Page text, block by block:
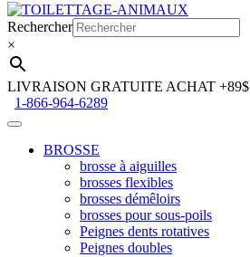
Aller
à
la
navigation
Aller
au
contenu
Rechercher
×
LIVRAISON GRATUITE ACHAT +89$
1-866-964-6289
BROSSE
brosse à aiguilles
brosses flexibles
brosses démêloirs
brosses pour sous-poils
Peignes dents rotatives
Peignes doubles